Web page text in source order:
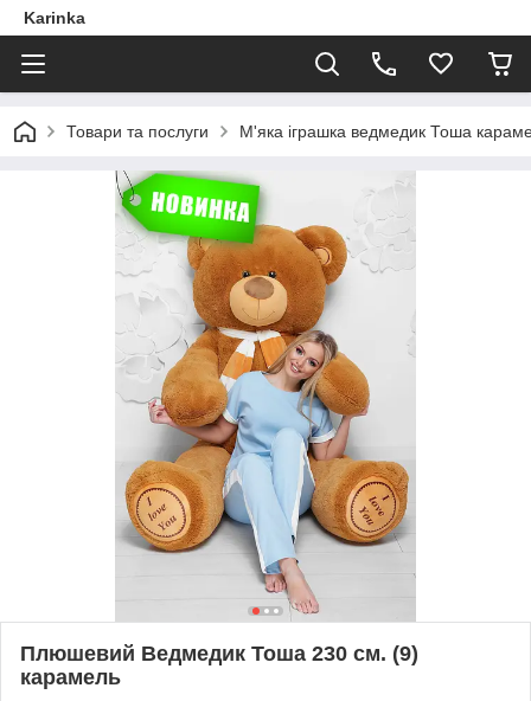
Karinka
Товари та послуги М'яка іграшка ведмедик Тоша
Плюшевий Ведмедик Тоша 230 см. (9)
карамель